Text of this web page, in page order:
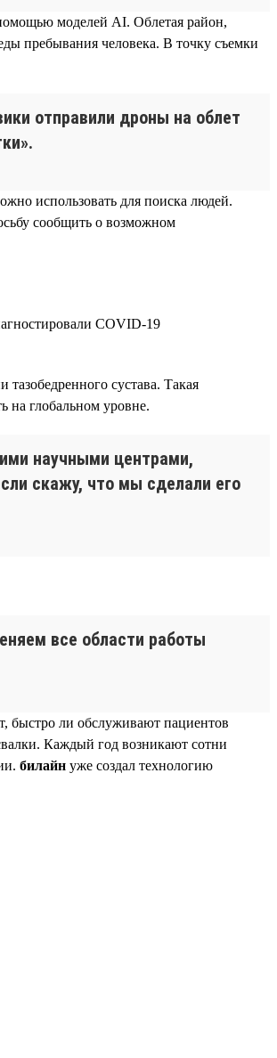
моделей AI. Облетая район,
пребывания человека. В точку съемки
отправили дроны на облет
использовать для поиска людей.
сообщить о возможном
COVID-19
сустава. Такая
на глобальном уровне.
научными центрами,
скажу, что мы сделали его
все области работы
быстро ли обслуживают пациентов
Каждый год возникают сотни
билайн уже создал технологию